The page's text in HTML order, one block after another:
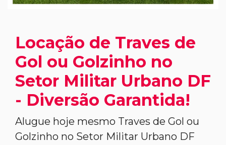
Locação de Traves de
Gol ou Golzinho no
Setor Militar Urbano DF
- Diversão Garantida!
Alugue hoje mesmo Traves de Gol ou
Golzinho no Setor Militar Urbano DF